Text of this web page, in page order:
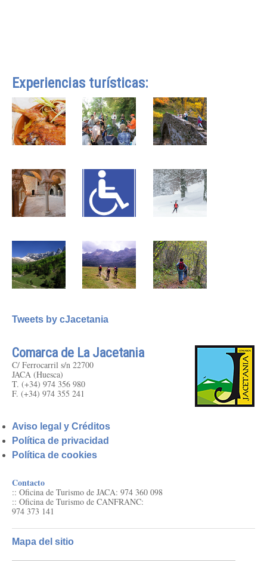
Experiencias turísticas:
Tweets by cJacetania
Comarca de La Jacetania
C/ Ferrocarril s/n 22700
JACA (Huesca)
T. (+34) 974 356 980
F. (+34) 974 355 241
Aviso legal y Créditos
Política de privacidad
Política de cookies
Contacto
:: Oficina de Turismo de JACA: 974 360 098
:: Oficina de Turismo de CANFRANC:
974 373 141
Mapa del sitio